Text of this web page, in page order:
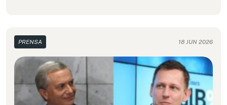
PRENSA 18 JUN 2026